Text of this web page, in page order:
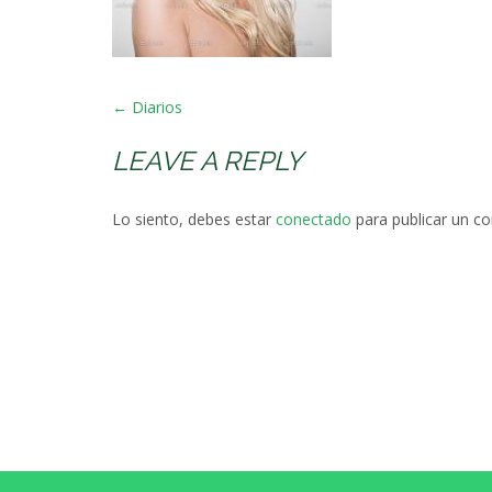
POST
NAVIGATION
← Diarios
LEAVE A REPLY
Lo siento, debes estar conectado para publicar un